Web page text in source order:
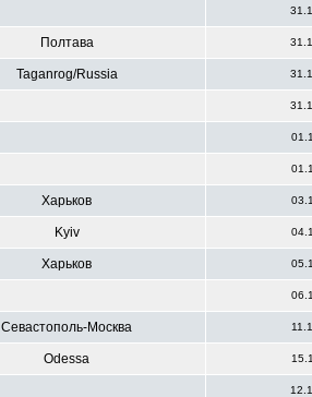
Полтава
Taganrog/Russia
Харьков
Kyiv
Харьков
Севастополь-Москва
Odessa